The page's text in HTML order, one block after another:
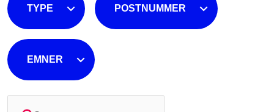
TYPE POSTNUMMER
EMNER